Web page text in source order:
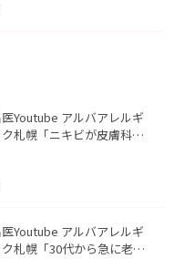
Youtube アルバアレルギ
札幌「ニキビが皮膚科で
Youtube アルバアレルギ
札幌「30代から急に老け